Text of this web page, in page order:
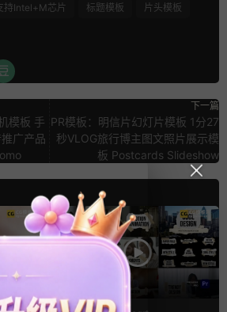
持Intel+M芯片 标题模板
片头模板
模板 手
广产品
下一篇
PR模板：明信片幻灯片模板 1分27
秒VLOG旅行博主图文照片展示模
板 Postcards Slideshow